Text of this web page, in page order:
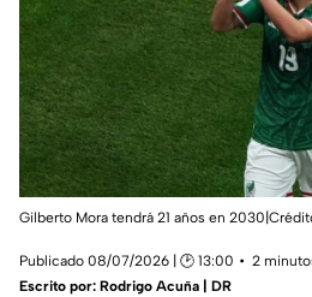
Gilberto Mora tendrá 21 años en
Publicado 08/07/2026 | 🕑 13:00
2
Escrito por: Rodrigo Acuña | DR